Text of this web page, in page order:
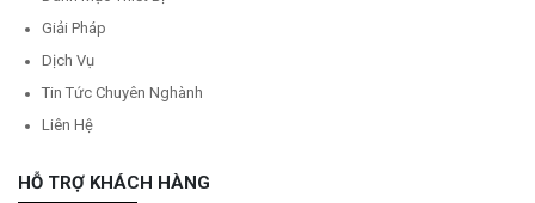
Giải Pháp
Dịch Vụ
Tin Tức Chuyên Nghành
Liên Hệ
HỖ TRỢ KHÁCH HÀNG